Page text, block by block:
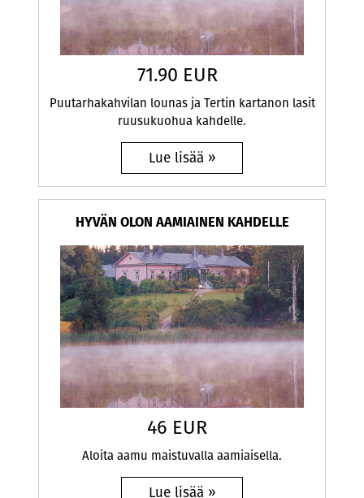
71.90 EUR
Puutarhakahvilan lounas ja Tertin kartanon lasit
ruusukuohua kahdelle.
HYVÄN OLON AAMIAINEN KAHDELLE
46 EUR
Aloita aamu maistuvalla aamiaisella.